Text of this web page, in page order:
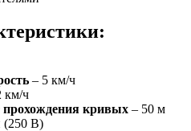
– 5 км/ч
км/ч
кривых – 50 м
(250 В)